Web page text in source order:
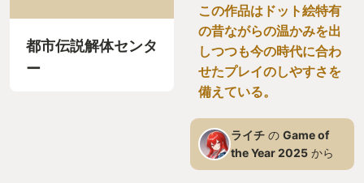
都市伝説解体センタ
ー
この作品はドット絵特有
の昔ながらの温かみを出
しつつも今の時代に合わ
せたプレイのしやすさを
備えている。
ライチ の Game of
the Year 2025 から